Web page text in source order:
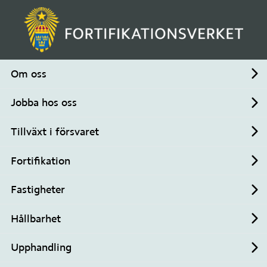
Om oss
Jobba hos oss
Tillväxt i försvaret
Fortifikation
Fastigheter
Hållbarhet
Upphandling
SÖK